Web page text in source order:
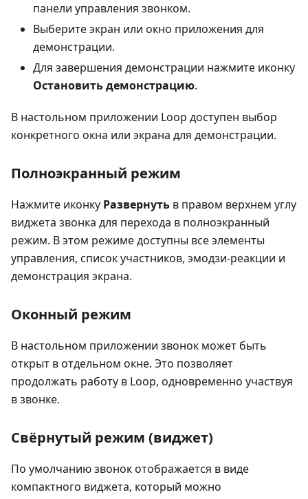
панели управления звонком.
Выберите экран или окно приложения для
демонстрации.
Для завершения демонстрации нажмите иконку
Остановить демонстрацию.
В настольном приложении Loop доступен выбор
конкретного окна или экрана для демонстрации.
Полноэкранный режим
Нажмите иконку Развернуть в правом верхнем углу
виджета звонка для перехода в полноэкранный
режим. В этом режиме доступны все элементы
управления, список участников, эмодзи-реакции и
демонстрация экрана.
Оконный режим
В настольном приложении звонок может быть
открыт в отдельном окне. Это позволяет
продолжать работу в Loop, одновременно участвуя
в звонке.
Свёрнутый режим (виджет)
По умолчанию звонок отображается в виде
компактного виджета, который можно